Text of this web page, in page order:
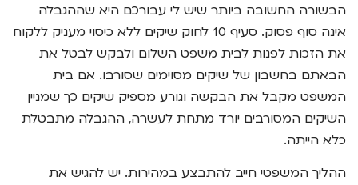
הבשורה החשובה ביותר שיש לי עבורכם היא שההגבלה
אינה סוף פסוק. סעיף 10 לחוק שיקים ללא כיסוי מעניק ללקוח
את הזכות לפנות לבית משפט השלום ולבקש לבטל את
הבאתם בחשבון של שיקים מסוימים שסורבו. אם בית
המשפט מקבל את הבקשה וגורע מספיק שיקים כך שמניין
השיקים המסורבים יורד מתחת לעשרה, ההגבלה מתבטלת
כלא הייתה.
ההליך המשפטי חייב להתבצע במהירות. יש להגיש את